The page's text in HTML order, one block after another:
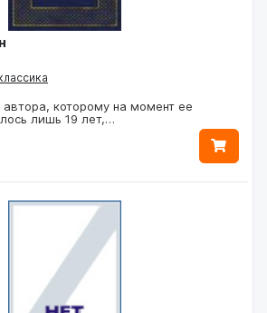
которому на момент ее
лишь 19 лет,…